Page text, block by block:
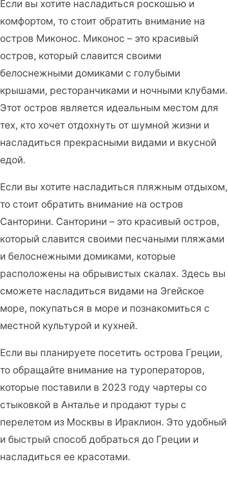
Если вы хотите насладиться роскошью и
комфортом, то стоит обратить внимание на
остров Миконос. Миконос – это красивый
остров, который славится своими
белоснежными домиками с голубыми
крышами, ресторанчиками и ночными клубами.
Этот остров является идеальным местом для
тех, кто хочет отдохнуть от шумной жизни и
насладиться прекрасными видами и вкусной
едой.
Если вы хотите насладиться пляжным отдыхом,
то стоит обратить внимание на остров
Санторини. Санторини – это красивый остров,
который славится своими песчаными пляжами
и белоснежными домиками, которые
расположены на обрывистых скалах. Здесь вы
сможете насладиться видами на Эгейское
море, покупаться в море и познакомиться с
местной культурой и кухней.
Если вы планируете посетить острова Греции,
то обращайте внимание на туроператоров,
которые поставили в 2023 году чартеры со
стыковкой в Анталье и продают туры с
перелетом из Москвы в Ираклион. Это удобный
и быстрый способ добраться до Греции и
насладиться ее красотами.